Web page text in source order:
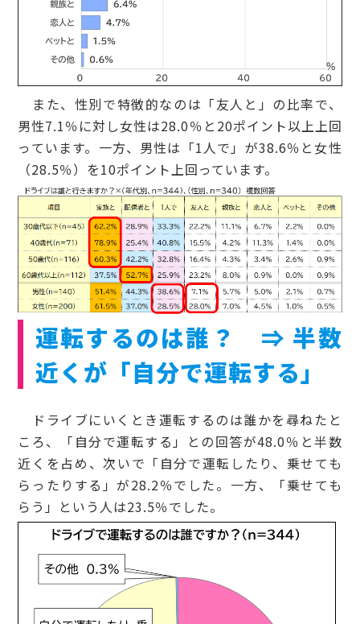
また、性別で特徴的なのは「友人と」の比率で、
男性7.1％に対し女性は28.0％と20ポイント以上上回
っています。一方、男性は「1人で」が38.6％と女性
（28.5％）を10ポイント上回っています。
運転するのは誰？ ⇒ 半数
近くが「自分で運転する」
ドライブにいくとき運転するのは誰かを尋ねたと
ころ、「自分で運転する」との回答が48.0％と半数
近くを占め、次いで「自分で運転したり、乗せても
らったりする」が28.2％でした。一方、「乗せても
らう」という人は23.5％でした。